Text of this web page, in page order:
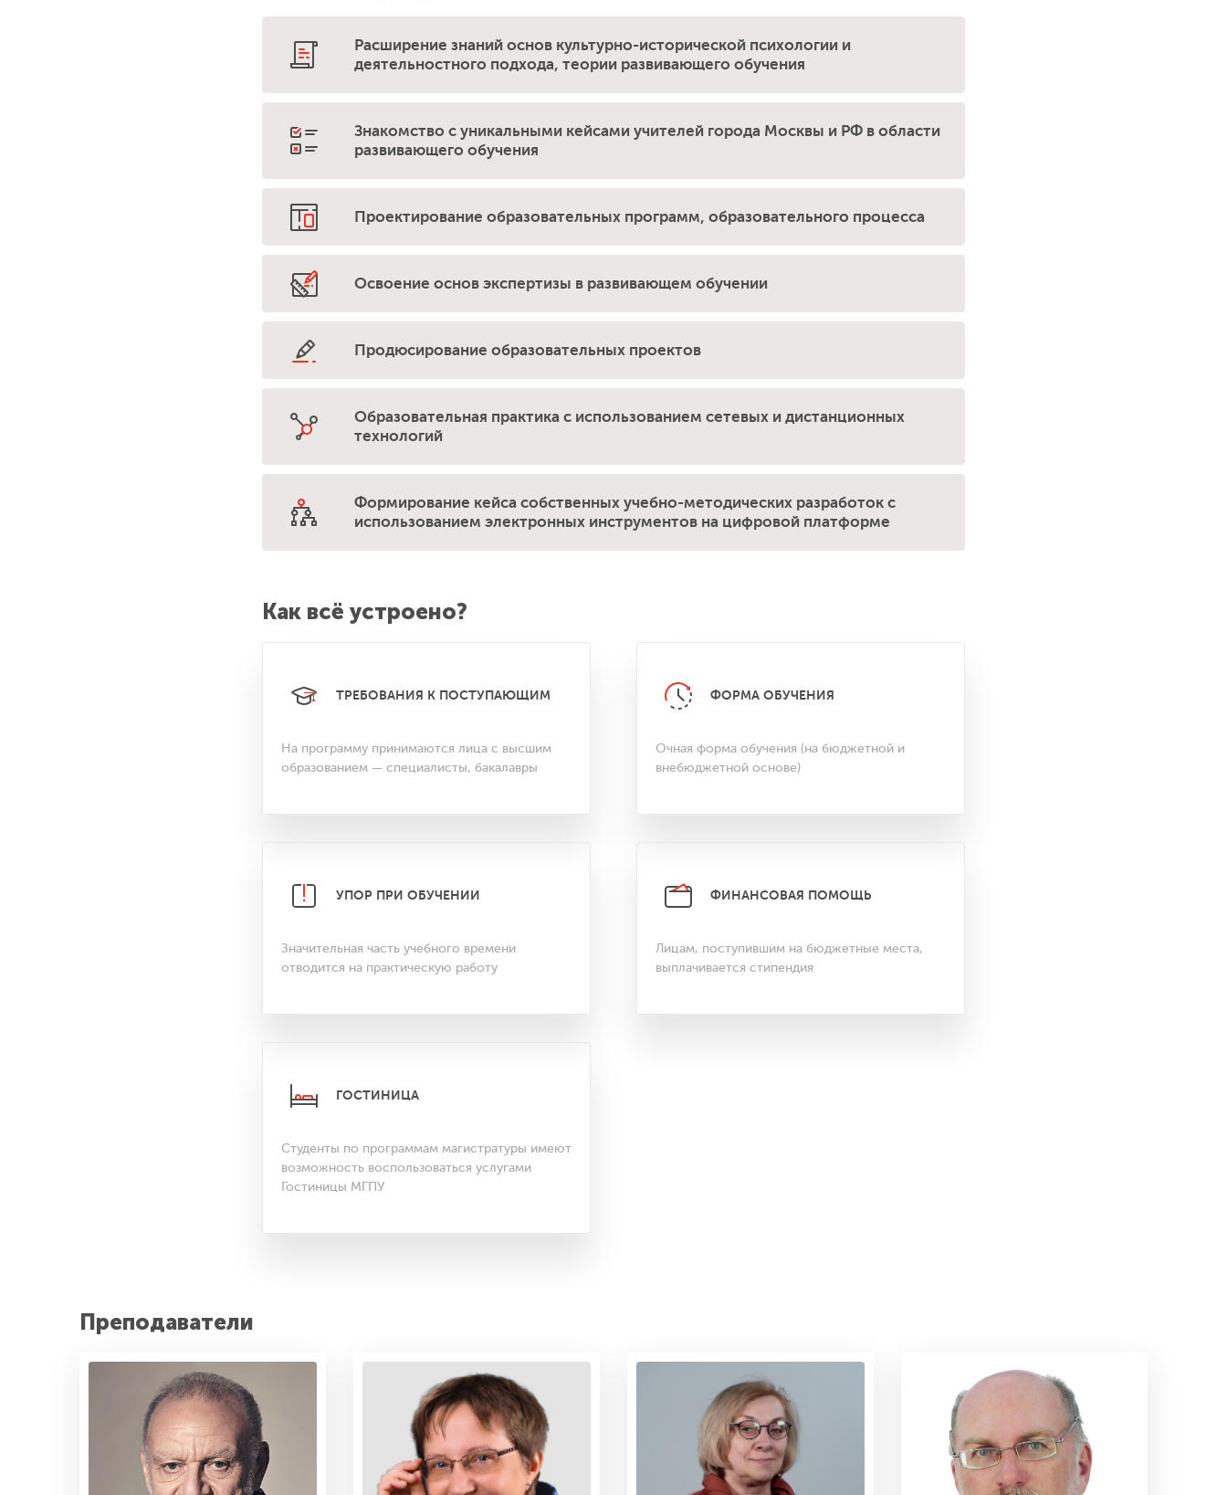
Расширение знаний основ культурно-исторической психологии и
деятельностного подхода, теории развивающего обучения
Знакомство с уникальными кейсами учителей города Москвы и РФ в области
развивающего обучения
Проектирование образовательных программ, образовательного процесса
Освоение основ экспертизы в развивающем обучении
Продюсирование образовательных проектов
Образовательная практика с использованием сетевых и дистанционных
технологий
Формирование кейса собственных учебно-методических разработок с
использованием электронных инструментов на цифровой платформе
Как всё устроено?
ТРЕБОВАНИЯ К ПОСТУПАЮЩИМ
На программу принимаются лица с высшим
образованием — специалисты, бакалавры
ФОРМА ОБУЧЕНИЯ
Очная форма обучения (на бюджетной и
внебюджетной основе)
УПОР ПРИ ОБУЧЕНИИ
Значительная часть учебного времени
отводится на практическую работу
ФИНАНСОВАЯ ПОМОЩЬ
Лицам, поступившим на бюджетные места,
выплачивается стипендия
ГОСТИНИЦА
Студенты по программам магистратуры имеют
возможность воспользоваться услугами
Гостиницы МГПУ
Преподаватели